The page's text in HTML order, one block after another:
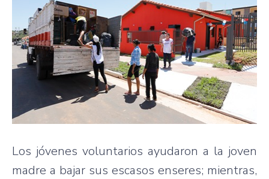
Los jóvenes voluntarios ayudaron a la joven
madre a bajar sus escasos enseres; mientras,